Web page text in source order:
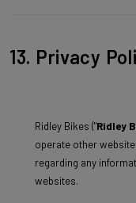
13. Privacy
Ridley Bikes ("Ridley
operate other
regarding any
websites.